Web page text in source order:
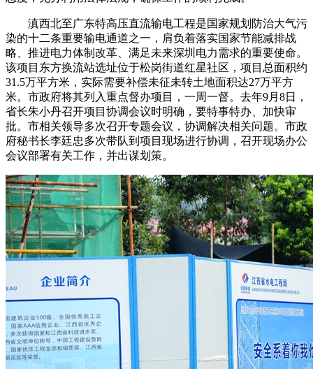
滇西北至广东特高压直流输电工程是国家规划防治大气污
染的十二条重要输电通道之一，肩负着落实国家节能减排战
略、推进电力体制改革、满足未来深圳电力需求的重要使命。
该项目东方换流站选址位于松岗街道红星社区，项目总面积约
31.5万平方米，实际需要补偿未征未转土地面积达27万平方
米。市政府将其列入重点督办项目，一周一督。去年9月8日，
省长朱小丹召开项目协调会议时明确，要特事特办、加快审
批。市相关领导多次召开专题会议，协调解决相关问题。市政
府秘书长李廷忠多次带队到项目现场进行协调，召开现场办公
会议部署有关工作，并出谋划策。